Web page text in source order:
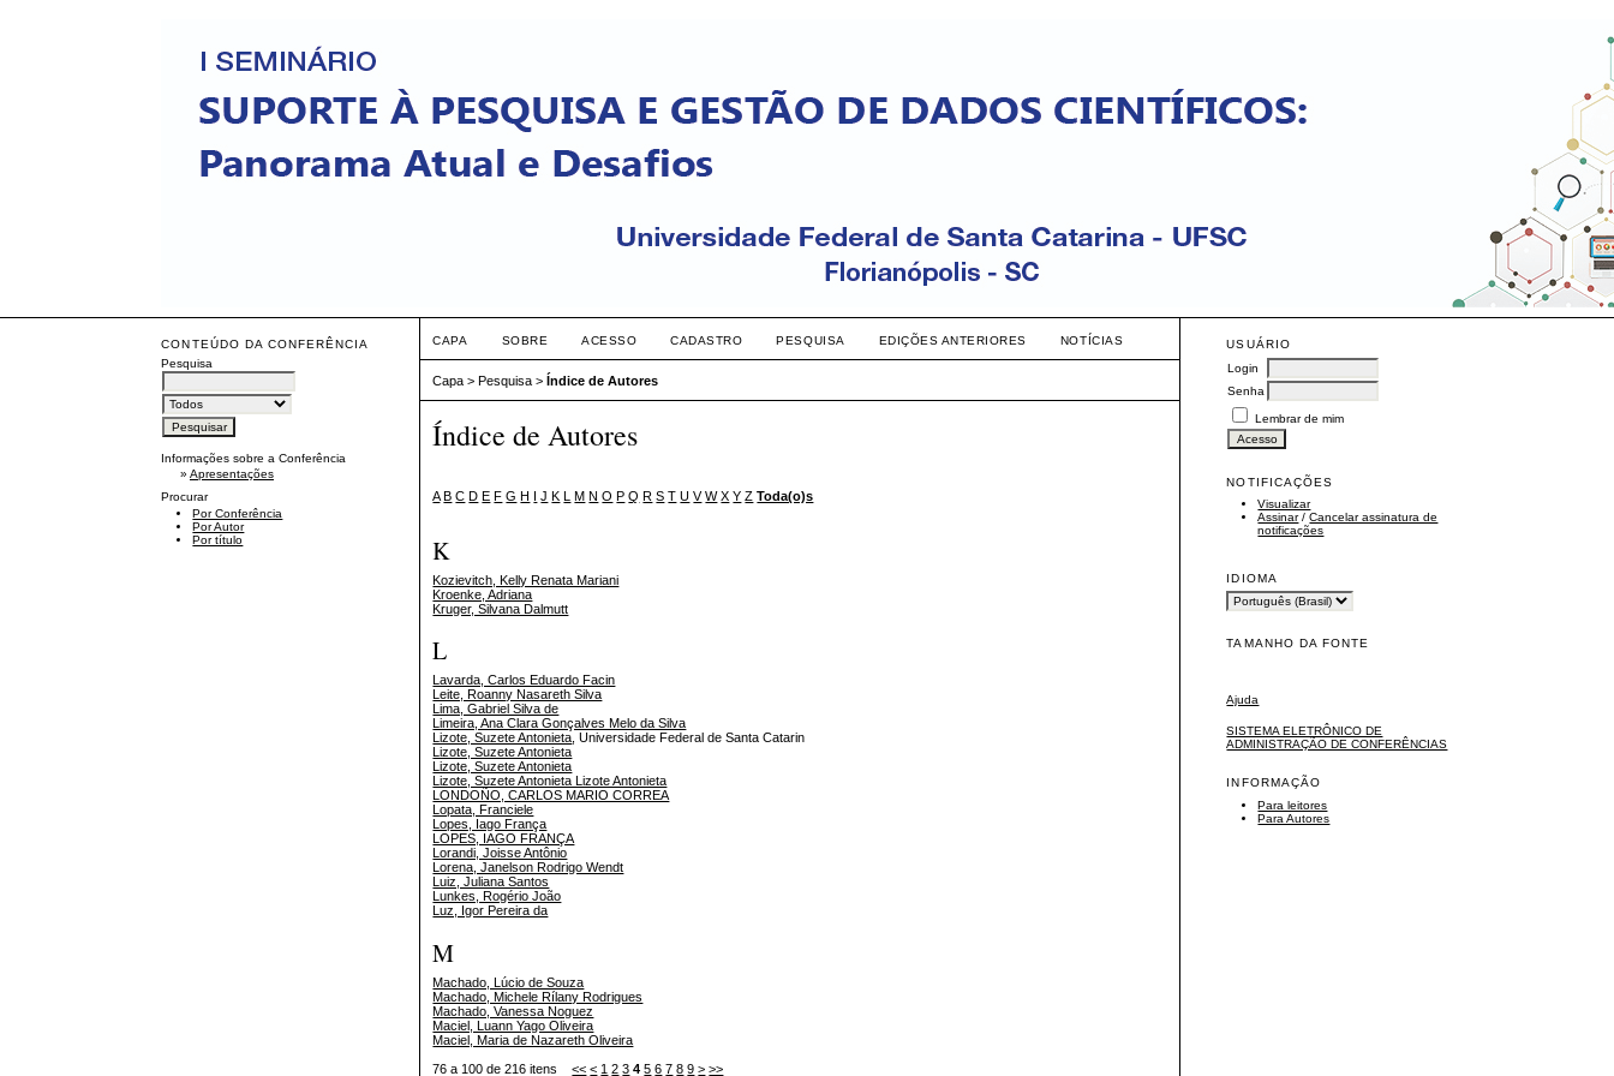
CONTEÚDO DA CONFERÊNCIA
Pesquisa
Informações sobre a Conferência
» Apresentações
Procurar
Por Conferência
Por Autor
Por título
USUÁRIO
Login
Senha
Lembrar de mim
NOTIFICAÇÕES
Visualizar
Assinar/Cancelar assinatura de
notificações
IDIOMA
TAMANHO DA FONTE
Ajuda
SISTEMA ELETRÔNICO DE
ADMINISTRAÇÃO DE CONFERÊNCIAS
INFORMAÇÃO
Para leitores
Para Autores
CAPA SOBRE ACESSO CADASTRO PESQUISA EDIÇÕES ANTERIORES NOTÍCIAS
Capa >Pesquisa >Índice de Autores
Índice de Autores
A B C D E F G H I J K L M N O P Q R S T U V W X Y Z Toda(o)s
K
Kozievitch, Kelly Renata Mariani
Kroenke, Adriana
Kruger, Silvana Dalmutt
L
Lavarda, Carlos Eduardo Facin
Leite, Roanny Nasareth Silva
Lima, Gabriel Silva de
Limeira, Ana Clara Gonçalves Melo da Silva
Lizote, Suzete Antonieta, Universidade Federal de Santa Catarin
Lizote, Suzete Antonieta
Lizote, Suzete Antonieta
Lizote, Suzete Antonieta Lizote Antonieta
LONDOÑO, CARLOS MARIO CORREA
Lopata, Franciele
Lopes, Iago França
LOPES, IAGO FRANÇA
Lorandi, Joisse Antônio
Lorena, Janelson Rodrigo Wendt
Luiz, Juliana Santos
Lunkes, Rogério João
Luz, Igor Pereira da
M
Machado, Lúcio de Souza
Machado, Michele Rílany Rodrigues
Machado, Vanessa Noguez
Maciel, Luann Yago Oliveira
Maciel, Maria de Nazareth Oliveira
76 a 100 de 216 itens<< < 1 2 3 4 5 6 7 8 9 > >>